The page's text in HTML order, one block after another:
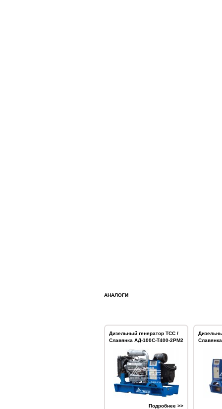
АНАЛОГИ
Дизельный генератор ТСС /
Славянка АД-100С-Т400-2РМ2
Подробнее >>